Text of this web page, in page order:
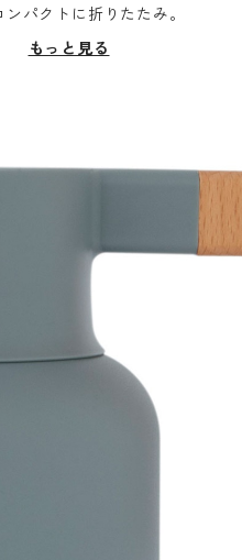
パクトに折りたたみ。
もっと見る